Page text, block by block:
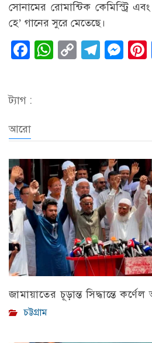
সোনামের রোমান্টিক কেমিস্ট্রি
হে’ গানের সুরে মেতেছে।
Facebook
WhatsApp
Copy
ট্যাগ :
আরো
জামায়াতের চূড়ান্ত সিদ্ধান্তে
চট্টগ্রাম